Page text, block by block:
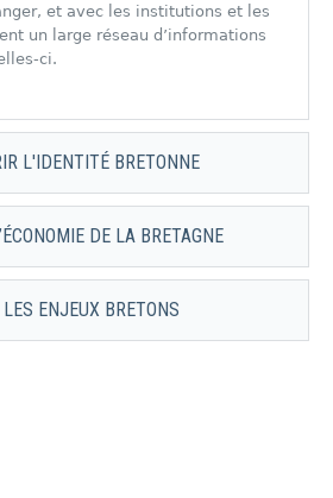
et avec les institutions et les
un large réseau d’informations
ci.
L′IDENTITÉ BRETONNE
DE LA BRETAGNE
ENJEUX BRETONS